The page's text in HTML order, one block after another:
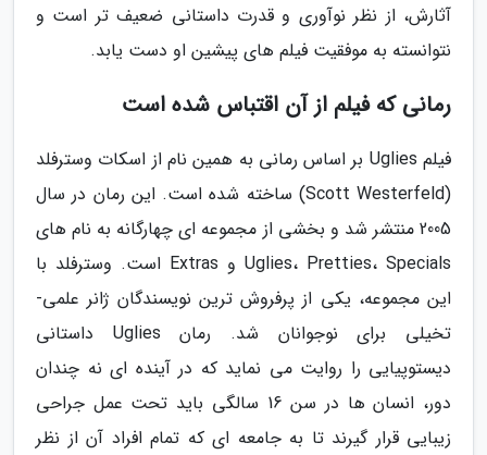
آثارش، از نظر نوآوری و قدرت داستانی ضعیف تر است و
نتوانسته به موفقیت فیلم های پیشین او دست یابد.
رمانی که فیلم از آن اقتباس شده است
فیلم Uglies بر اساس رمانی به همین نام از اسکات وسترفلد
(Scott Westerfeld) ساخته شده است. این رمان در سال
2005 منتشر شد و بخشی از مجموعه ای چهارگانه به نام های
Uglies، Pretties، Specials و Extras است. وسترفلد با
این مجموعه، یکی از پرفروش ترین نویسندگان ژانر علمی-
تخیلی برای نوجوانان شد. رمان Uglies داستانی
دیستوپیایی را روایت می نماید که در آینده ای نه چندان
دور، انسان ها در سن 16 سالگی باید تحت عمل جراحی
زیبایی قرار گیرند تا به جامعه ای که تمام افراد آن از نظر